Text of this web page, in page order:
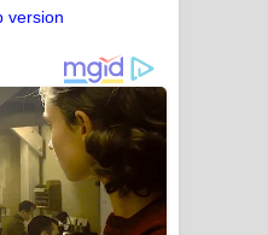
version